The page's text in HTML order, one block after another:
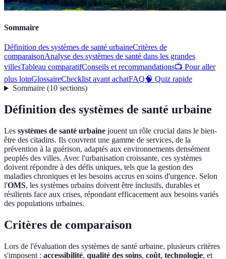
Sommaire
Définition des systèmes de santé urbaineCritères de
comparaisonAnalyse des systèmes de santé dans les grandes
villesTableau comparatifConseils et recommandations📺 Pour aller
plus loinGlossaireChecklist avant achatFAQ🧠 Quiz rapide
Sommaire(10 sections)
Définition des systèmes de santé urbaine
Les systèmes de santé urbaine jouent un rôle crucial dans le bien-
être des citadins. Ils couvrent une gamme de services, de la
prévention à la guérison, adaptés aux environnements densément
peuplés des villes. Avec l'urbanisation croissante, ces systèmes
doivent répondre à des défis uniques, tels que la gestion des
maladies chroniques et les besoins accrus en soins d'urgence. Selon
l'OMS, les systèmes urbains doivent être inclusifs, durables et
résilients face aux crises, répondant efficacement aux besoins variés
des populations urbaines.
Critères de comparaison
Lors de l'évaluation des systèmes de santé urbaine, plusieurs critères
s'imposent : accessibilité, qualité des soins, coût, technologie, et